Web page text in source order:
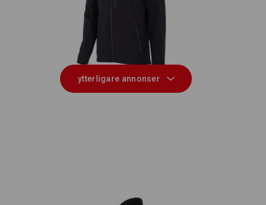
Softshelljacka e.s.vision
ytterligare annonser